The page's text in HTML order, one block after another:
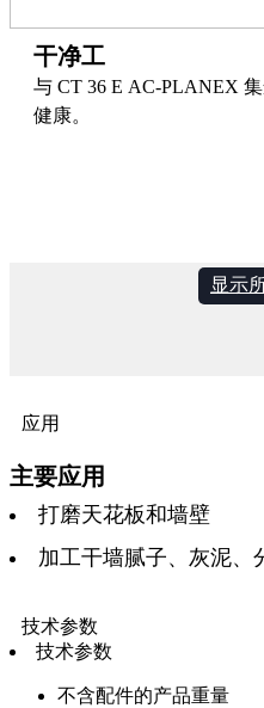
干净工
与 CT 36 E AC-PLANEX
健康。
显示
应用
主要应用
打磨天花板和墙壁
加工干墙腻子、灰泥、
技术参数
技术参数
不含配件的产品重量